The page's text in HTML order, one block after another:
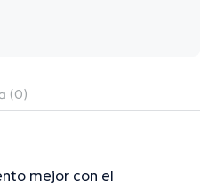
(0)
mejor con el